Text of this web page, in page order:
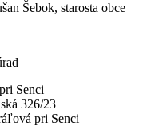
Šebok, starosta obce
Senci
326/23
pri Senci